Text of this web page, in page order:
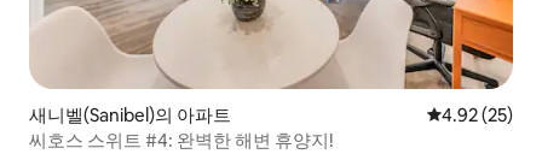
새니벨(Sanibel)의 아파트 평점 4.92점(5
4.92 (25)
씨호스 스위트 #4: 완벽한 해변 휴양지!